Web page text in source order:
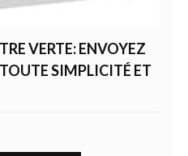
VERTE: ENVOYEZ
SIMPLICITÉ ET